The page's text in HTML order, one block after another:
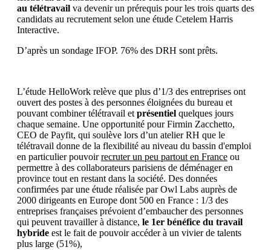
au télétravail va devenir un prérequis pour les trois quarts des
candidats au recrutement selon une étude Cetelem Harris
Interactive.
D’après un sondage IFOP. 76% des DRH sont prêts.
L’étude HelloWork relève que plus d’1/3 des entreprises ont
ouvert des postes à des personnes éloignées du bureau et
pouvant combiner télétravail et présentiel quelques jours
chaque semaine. Une opportunité pour Firmin Zacchetto,
CEO de Payfit, qui soulève lors d’un atelier RH que le
télétravail donne de la flexibilité au niveau du bassin d'emploi
en particulier pouvoirrecruter un peu partout en France ou
permettre à des collaborateurs parisiens de déménager en
province tout en restant dans la société. Des données
confirmées par une étude réalisée par Owl Labs auprès de
2000 dirigeants en Europe dont 500 en France : 1/3 des
entreprises françaises prévoient d’embaucher des personnes
qui peuvent travailler à distance, le 1er bénéfice du travail
hybride est le fait de pouvoir accéder à un vivier de talents
plus large (51%),